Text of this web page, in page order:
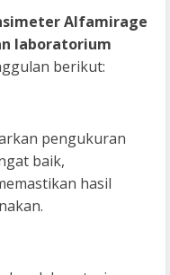
Alfamirage
laboratorium
berikut:
pengukuran
baik,
hasil